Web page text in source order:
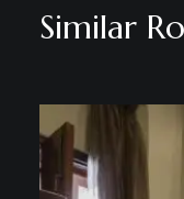
Similar